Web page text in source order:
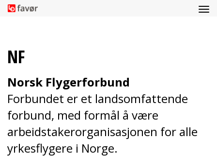
NF
Norsk Flygerforbund
Forbundet er et landsomfattende
forbund, med formål å være
arbeidstakerorganisasjonen for alle
yrkesflygere i Norge.